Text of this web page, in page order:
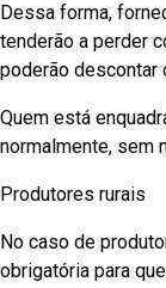
Dessa forma,
tenderão a perder
poderão descontar
Quem está
normalmente, sem
Produtores rurais
No caso de
obrigatória para